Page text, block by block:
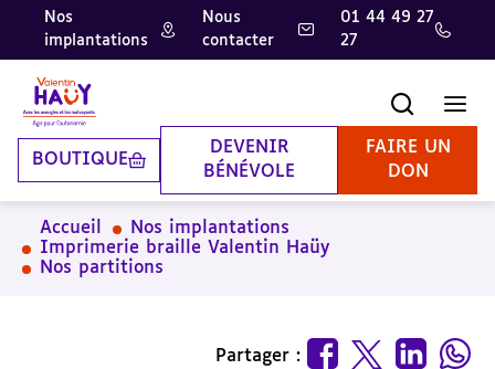
Aller
contenu
principal
Aller
pied
de
page
Aller
la
recherche
Nos
implantations
Nous
contacter
01 44 49 27
27
BOUTIQUE
DEVENIR
BÉNÉVOLE
FAIRE UN
DON
Accueil
Nos implantations
Imprimerie braille Valentin Haüy
Nos partitions
Partager :